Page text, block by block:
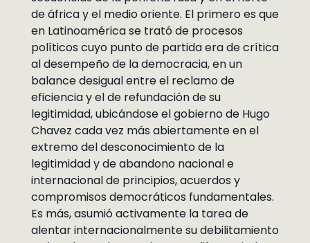
de áfrica y el medio oriente. El primero es que
en Latinoamérica se trató de procesos
políticos cuyo punto de partida era de crítica
al desempeño de la democracia, en un
balance desigual entre el reclamo de
eficiencia y el de refundación de su
legitimidad, ubicándose el gobierno de Hugo
Chavez cada vez más abiertamente en el
extremo del desconocimiento de la
legitimidad y de abandono nacional e
internacional de principios, acuerdos y
compromisos democráticos fundamentales.
Es más, asumió activamente la tarea de
alentar internacionalmente su debilitamiento